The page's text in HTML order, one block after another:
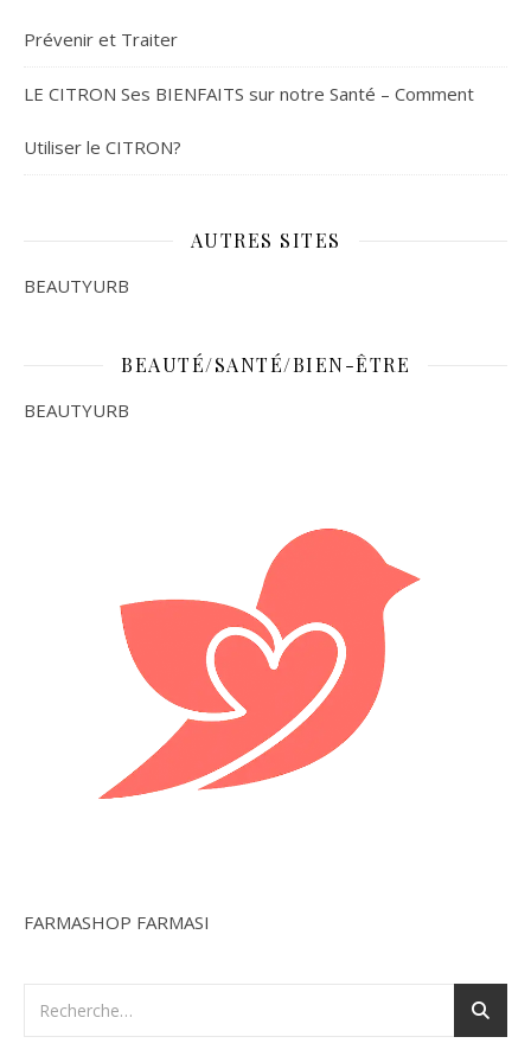
Prévenir et Traiter
LE CITRON Ses BIENFAITS sur notre Santé – Comment
Utiliser le CITRON?
AUTRES SITES
BEAUTYURB
BEAUTÉ/SANTÉ/BIEN-ÊTRE
BEAUTYURB
FARMASHOP FARMASI